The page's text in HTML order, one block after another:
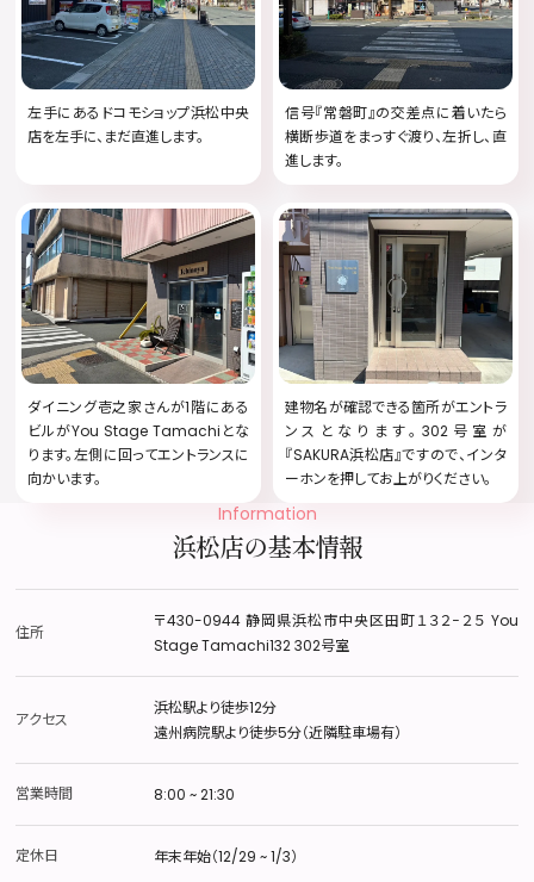
左手にあるドコモショップ浜松中央
店を左手に、まだ直進します。
信号『常磐町』の交差点に着いたら
横断歩道をまっすぐ渡り、左折し、直
進します。
ダイニング壱之家さんが1階にある
ビルがYou Stage Tamachiとな
ります。左側に回ってエントランスに
向かいます。
建物名が確認できる箇所がエントラ
ンスとなります。302号室が
『SAKURA浜松店』ですので、インタ
ーホンを押してお上がりください。
Information
浜松店の基本情報
住所
〒430-0944 静岡県浜松市中央区田町１３２−２５ You
Stage Tamachi132 302号室
アクセス
浜松駅より徒歩12分
遠州病院駅より徒歩5分（近隣駐車場有）
営業時間 8:00 ~ 21:30
定休日 年末年始（12/29 ~ 1/3）